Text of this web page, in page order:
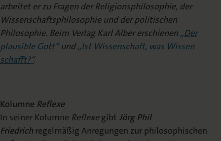
arbeitet er zu Fragen der Religionsphilosophie, der
Wissenschaftsphilosophie und der politischen
Philosophie. Beim Verlag Karl Alber erschienen „Der
plausible Gott“und„Ist Wissenschaft, was Wissen
schafft?“.
Kolumne Reflexe
In seiner Kolumne Reflexegibt Jörg Phil
Friedrichregelmäßig Anregungen zur philosophischen